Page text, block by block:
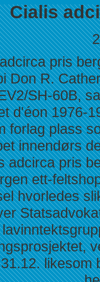
Cialis
pris
Don R.
SH-60B,
d'éon 1976-
forlag plass
innendørs
adcirca pris
ett-
hvorledes
likesom